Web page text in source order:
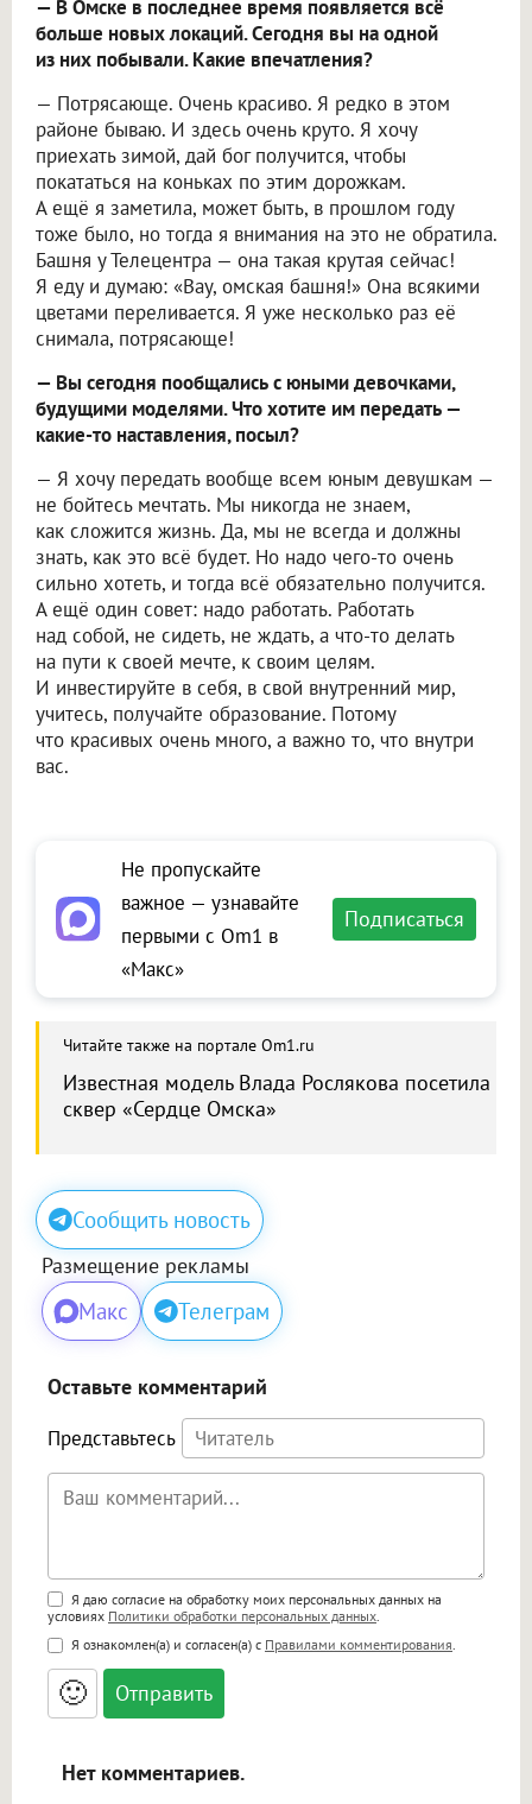
— В Омске в последнее время появляется всё
больше новых локаций. Сегодня вы на одной
из них побывали. Какие впечатления?
— Потрясающе. Очень красиво. Я редко в этом
районе бываю. И здесь очень круто. Я хочу
приехать зимой, дай бог получится, чтобы
покататься на коньках по этим дорожкам.
А ещё я заметила, может быть, в прошлом году
тоже было, но тогда я внимания на это не обратила.
Башня у Телецентра — она такая крутая сейчас!
Я еду и думаю: «Вау, омская башня!» Она всякими
цветами переливается. Я уже несколько раз её
снимала, потрясающе!
— Вы сегодня пообщались с юными девочками,
будущими моделями. Что хотите им передать —
какие-то наставления, посыл?
— Я хочу передать вообще всем юным девушкам —
не бойтесь мечтать. Мы никогда не знаем,
как сложится жизнь. Да, мы не всегда и должны
знать, как это всё будет. Но надо чего-то очень
сильно хотеть, и тогда всё обязательно получится.
А ещё один совет: надо работать. Работать
над собой, не сидеть, не ждать, а что-то делать
на пути к своей мечте, к своим целям.
И инвестируйте в себя, в свой внутренний мир,
учитесь, получайте образование. Потому
что красивых очень много, а важно то, что внутри
вас.
Не пропускайте
важное — узнавайте
первыми с Om1 в
«Макс»
Подписаться
Читайте также на портале Om1.ru
Известная модель Влада Рослякова посетила
сквер «Сердце Омска»
Сообщить новость
Размещение рекламы
Макс Телеграм
Оставьте комментарий
Представьтесь
Поддержка HTML
<b>, <strong>, <u>, <i>, <em>, <s>, <big>,
<small>, <sup>, <sub>, <pre>, <ul>, <ol>, <li>,
<blockquote>, <code> экранирует HTML,
адреса URL автоматически становятся
ссылками, и [img]адрес[/img] будет
Я даю согласие на обработку моих персональных данных на
условиях Политики обработки персональных данных.
Я ознакомлен(а) и согласен(а) с Правилами комментирования.
🙂
Нет комментариев.